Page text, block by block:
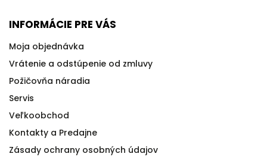
INFORMÁCIE PRE VÁS
Moja objednávka
Vrátenie a odstúpenie od zmluvy
Požičovňa náradia
Servis
Veľkoobchod
Kontakty a Predajne
Zásady ochrany osobných údajov